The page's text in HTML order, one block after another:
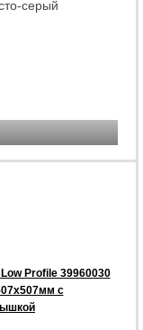
серый
Profile 39960030
с